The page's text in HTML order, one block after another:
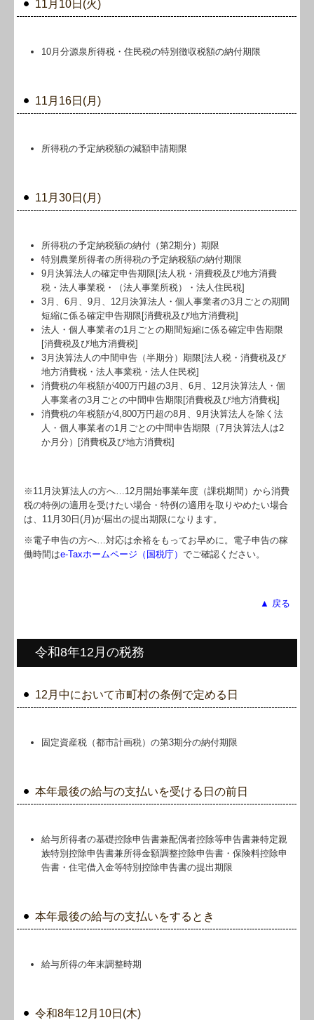
11月10日(火)
10月分源泉所得税・住民税の特別徴収税額の納付期限
11月16日(月)
所得税の予定納税額の減額申請期限
11月30日(月)
所得税の予定納税額の納付（第2期分）期限
特別農業所得者の所得税の予定納税額の納付期限
9月決算法人の確定申告期限[法人税・消費税及び地方消費
税・法人事業税・（法人事業所税）・法人住民税]
3月、6月、9月、12月決算法人・個人事業者の3月ごとの期間
短縮に係る確定申告期限[消費税及び地方消費税]
法人・個人事業者の1月ごとの期間短縮に係る確定申告期限
[消費税及び地方消費税]
3月決算法人の中間申告（半期分）期限[法人税・消費税及び
地方消費税・法人事業税・法人住民税]
消費税の年税額が400万円超の3月、6月、12月決算法人・個
人事業者の3月ごとの中間申告期限[消費税及び地方消費税]
消費税の年税額が4,800万円超の8月、9月決算法人を除く法
人・個人事業者の1月ごとの中間申告期限（7月決算法人は2
か月分）[消費税及び地方消費税]
※11月決算法人の方へ…12月開始事業年度（課税期間）から消費
税の特例の適用を受けたい場合・特例の適用を取りやめたい場合
は、11月30日(月)が届出の提出期限になります。
※電子申告の方へ…対応は余裕をもってお早めに。電子申告の稼
働時間はe-Taxホームページ（国税庁）でご確認ください。
▲ 戻る
令和8年12月の税務
12月中において市町村の条例で定める日
固定資産税（都市計画税）の第3期分の納付期限
本年最後の給与の支払いを受ける日の前日
給与所得者の基礎控除申告書兼配偶者控除等申告書兼特定親
族特別控除申告書兼所得金額調整控除申告書・保険料控除申
告書・住宅借入金等特別控除申告書の提出期限
本年最後の給与の支払いをするとき
給与所得の年末調整時期
令和8年12月10日(木)